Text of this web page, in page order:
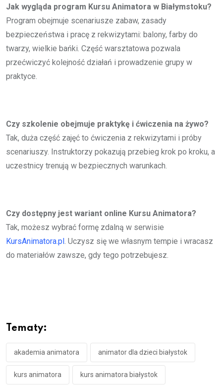
Jak wygląda program Kursu Animatora w Białymstoku?
Program obejmuje scenariusze zabaw, zasady
bezpieczeństwa i pracę z rekwizytami: balony, farby do
twarzy, wielkie bańki. Część warsztatowa pozwala
przećwiczyć kolejność działań i prowadzenie grupy w
praktyce.
Czy szkolenie obejmuje praktykę i ćwiczenia na żywo?
Tak, duża część zajęć to ćwiczenia z rekwizytami i próby
scenariuszy. Instruktorzy pokazują przebieg krok po kroku, a
uczestnicy trenują w bezpiecznych warunkach.
Czy dostępny jest wariant online Kursu Animatora?
Tak, możesz wybrać formę zdalną w serwisie
KursAnimatora.pl . Uczysz się we własnym tempie i wracasz
do materiałów zawsze, gdy tego potrzebujesz.
Tematy:
akademia animatora animator dla dzieci białystok
kurs animatora kurs animatora białystok